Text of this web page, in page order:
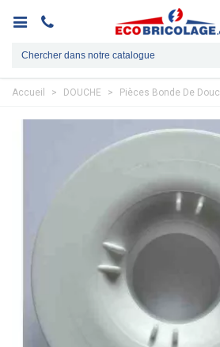
Accueil > DOUCHE > Pièces Bonde De